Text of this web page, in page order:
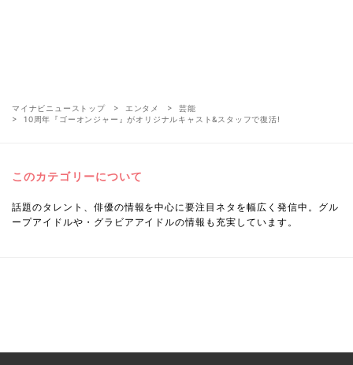
マイナビニューストップ エンタメ
芸能
10周年『ゴーオンジャー』がオリジナルキャスト&スタッフで復活!
このカテゴリーについて
話題のタレント、俳優の情報を中心に要注目ネタを幅広く発信中。グル
ープアイドルや・グラビアアイドルの情報も充実しています。